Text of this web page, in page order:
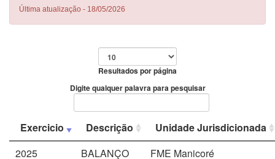
Última atualização - 18/05/2026
Resultados por página
Digite qualquer palavra para pesquisar
Exercicio Descrição
Unidade Jurisdicionada
2025
BALANÇO
FME Manicoré